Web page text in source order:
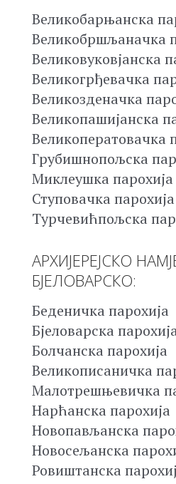
Великобарњанска
Великобршљаначка
Великовуковјанска
Великогрђевачка
Великозденачка
Великопашијанска
Великоператовачка
Грубишнопољска
Миклеушка парохија
Ступовачка парохија
Турчевићпољска
АРХИЈЕРЕЈСКО
БЈЕЛОВАРСКО:
Беденичка парохија
Бјеловарска
Болчанска парохија
Великописаничка
Малотрешњевичка
Нарћанска парохија
Новопављанска
Новосељанска
Ровиштанска